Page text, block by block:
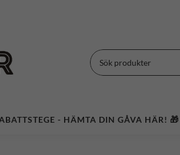
- HÄMTA DIN GÅVA HÄR! 🎁